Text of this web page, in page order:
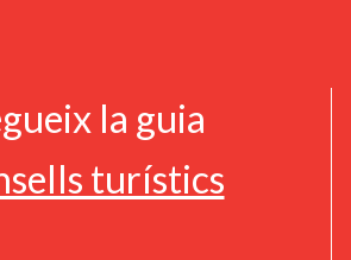
la guia
turístics